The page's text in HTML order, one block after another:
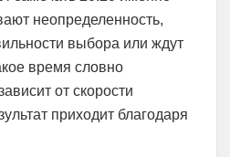
неопределенность,
выбора или ждут
время словно
от скорости
приходит благодаря